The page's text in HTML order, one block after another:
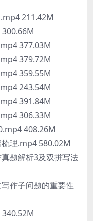
211.42M
377.03M
379.72M
359.55M
243.54M
391.84M
306.33M
408.26M
理.mp4 580.02M
题解析3及双拼写法
作子问题的重要性